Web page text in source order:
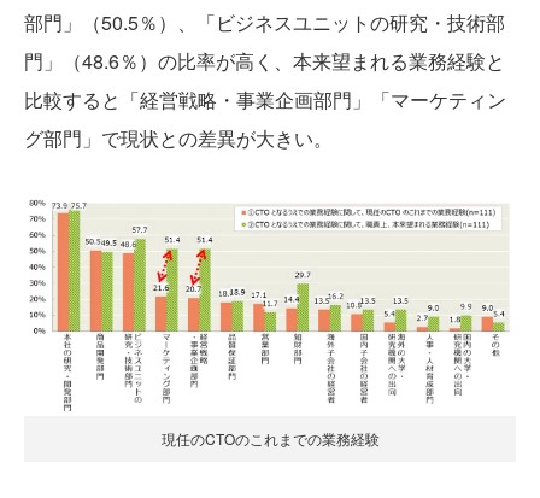
部門」（50.5％）、「ビジネスユニットの研究・技術部
門」（48.6％）の比率が高く、本来望まれる業務経験と
比較すると「経営戦略・事業企画部門」「マーケティン
グ部門」で現状との差異が大きい。
現任のCTOのこれまでの業務経験